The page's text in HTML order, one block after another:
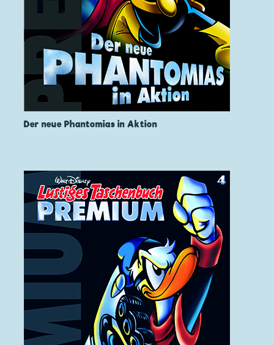
Der neue Phantomias in Aktion